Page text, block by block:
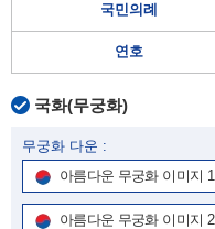
국민의례
연호
국화(무궁화)
무궁화 다운 :
아름다운 무궁화 이미지 1
아름다운 무궁화 이미지 2